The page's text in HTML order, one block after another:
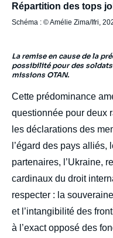
Répartition des tops
Légende
Schéma : © Amélie Zima/Ifri,
body
La remise en cause de la
possibilité pour des
missions OTAN.
Cette prédominance
questionnée pour deux
les déclarations des
l’égard des pays
partenaires, l’Ukraine,
cardinaux du droit
respecter : la
et l’intangibilité des
à l’exact opposé des